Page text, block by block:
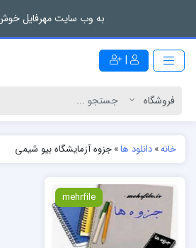
به وب سایت مهرفایل
|
خانه»دانلود ها»جزوه آزمایشگاه بیو شیمی
mehrfile